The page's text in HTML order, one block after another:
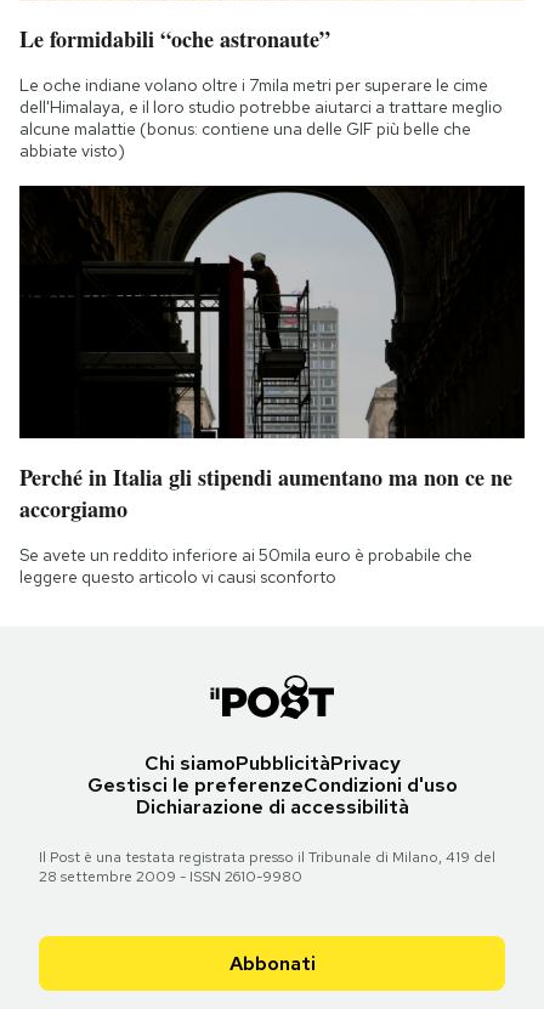
Le formidabili “oche astronaute”
Le oche indiane volano oltre i 7mila metri per superare le cime
dell'Himalaya, e il loro studio potrebbe aiutarci a trattare meglio
alcune malattie (bonus: contiene una delle GIF più belle che
abbiate visto)
Perché in Italia gli stipendi aumentano ma non ce ne
accorgiamo
Se avete un reddito inferiore ai 50mila euro è probabile che
leggere questo articolo vi causi sconforto
Chi siamoPubblicitàPrivacy
Gestisci le preferenzeCondizioni d'uso
Dichiarazione di accessibilità
Il Post è una testata registrata presso il Tribunale di Milano, 419 del
28 settembre 2009 - ISSN 2610-9980
Abbonati